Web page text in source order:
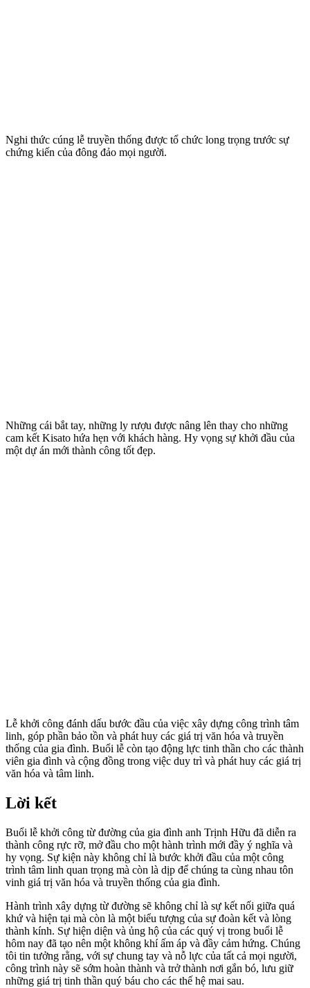
Nghi thức cúng lễ truyền thống được tổ chức long trọng trước sự
chứng kiến của đông đảo mọi người.
Những cái bắt tay, những ly rượu được nâng lên thay cho những
cam kết Kisato hứa hẹn với khách hàng. Hy vọng sự khởi đầu của
một dự án mới thành công tốt đẹp.
Lễ khởi công đánh dấu bước đầu của việc xây dựng công trình tâm
linh, góp phần bảo tồn và phát huy các giá trị văn hóa và truyền
thống của gia đình. Buổi lễ còn tạo động lực tinh thần cho các thành
viên gia đình và cộng đồng trong việc duy trì và phát huy các giá trị
văn hóa và tâm linh.
Lời kết
Buổi lễ khởi công từ đường của gia đình anh Trịnh Hữu đã diễn ra
thành công rực rỡ, mở đầu cho một hành trình mới đầy ý nghĩa và
hy vọng. Sự kiện này không chỉ là bước khởi đầu của một công
trình tâm linh quan trọng mà còn là dịp để chúng ta cùng nhau tôn
vinh giá trị văn hóa và truyền thống của gia đình.
Hành trình xây dựng từ đường sẽ không chỉ là sự kết nối giữa quá
khứ và hiện tại mà còn là một biểu tượng của sự đoàn kết và lòng
thành kính. Sự hiện diện và ủng hộ của các quý vị trong buổi lễ
hôm nay đã tạo nên một không khí ấm áp và đầy cảm hứng. Chúng
tôi tin tưởng rằng, với sự chung tay và nỗ lực của tất cả mọi người,
công trình này sẽ sớm hoàn thành và trở thành nơi gắn bó, lưu giữ
những giá trị tinh thần quý báu cho các thế hệ mai sau.